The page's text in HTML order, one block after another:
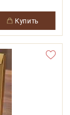
купить